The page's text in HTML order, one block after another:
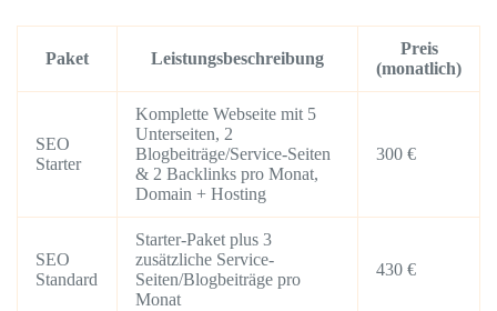
Paket Leistungsbeschreibung
Preis
(monatlich)
SEO
Starter
Komplette Webseite mit 5
Unterseiten, 2
Blogbeiträge/Service-Seiten
& 2 Backlinks pro Monat,
Domain + Hosting
300 €
SEO
Standard
Starter-Paket plus 3
zusätzliche Service-
Seiten/Blogbeiträge pro
Monat
430 €